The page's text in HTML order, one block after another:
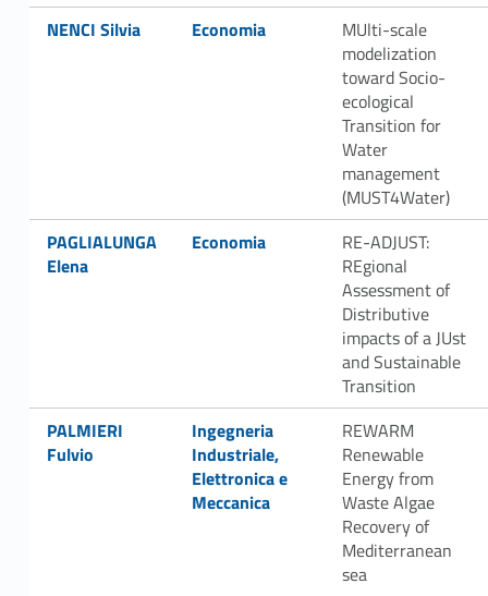
Link identifier #identifier__22242-63
NENCI Silvia Link identifier #identifier__178918-64
Economia
MUlti-scale
modelization
toward Socio-
ecological
Transition for
Water
management
(MUST4Water)
Link identifier #identifier__93642-65
PAGLIALUNGA
Elena
Link identifier #identifier__98967-66
Economia
RE-ADJUST:
REgional
Assessment of
Distributive
impacts of a JUst
and Sustainable
Transition
Link identifier #identifier__39081-67
PALMIERI
Fulvio
Link identifier #identifier__89280-68
Ingegneria
Industriale,
Elettronica e
Meccanica
REWARM
Renewable
Energy from
Waste Algae
Recovery of
Mediterranean
sea